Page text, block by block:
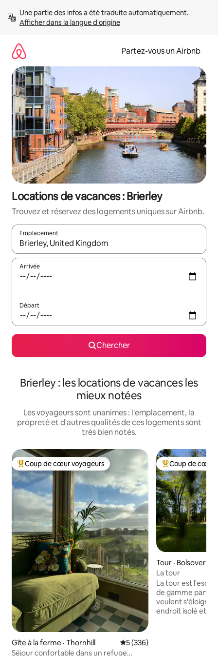
directement
Afficher dans la langue d'origine
Partez-vous un Airbnb
Locations de vacances : Brierley
Trouvez et réservez des logements uniques sur Airbnb.
Emplacement
Quand les résultats sont affichés, parcourez-les en utilisant
Arrivée
Départ
Chercher
Brierley : les locations de vacances les
mieux notées
Les voyageurs sont unanimes : l'emplacement, la
propreté et d'autres qualités de ces logements sont
très bien notés.
Coup de cœur voyageurs parmi les plus aimés
Coup de cœur voyageurs
Gîte à la ferme · Thornhill Note moyenne de 5 sur 5,
5 (336)
Séjour confortable dans un refuge
Coup de cœur
Coup de cœur
Tour · Bolsover
La tour
La tour est
de gamme
veulent
endroit isolé et